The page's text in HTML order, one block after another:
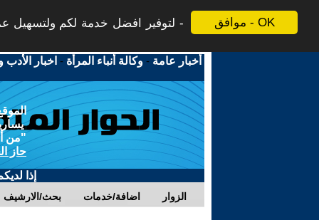
موافق - OK لتوفير افضل خدمة لكم ولتسهيل
أخبار عامة -وكالة أنباء المرأة - اخبار الأدب
"من
حاز
إذا
بحث/الارشيف اضافة/خدمات الزوار